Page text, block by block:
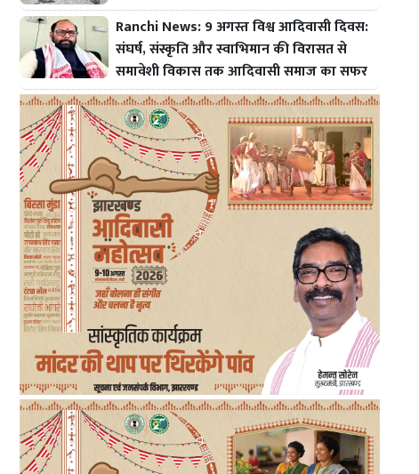
Ranchi News: 9 अगस्त विश्व आदिवासी दिवस:
संघर्ष, संस्कृति और स्वाभिमान की विरासत से
समावेशी विकास तक आदिवासी समाज का सफर